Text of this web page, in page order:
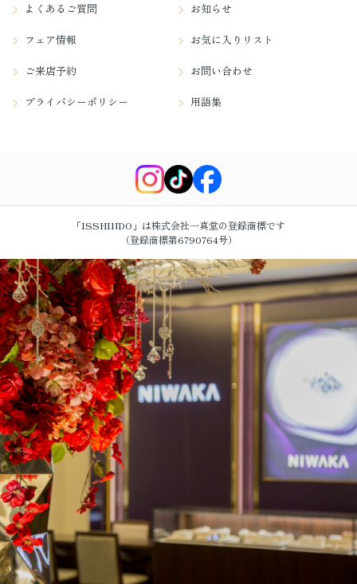
よくあるご質問 お知らせ
フェア情報 お気に入りリスト
ご来店予約 お問い合わせ
プライバシーポリシー 用語集
「ISSHINDO」は株式会社一真堂の登録商標です
（登録商標第6790764号）